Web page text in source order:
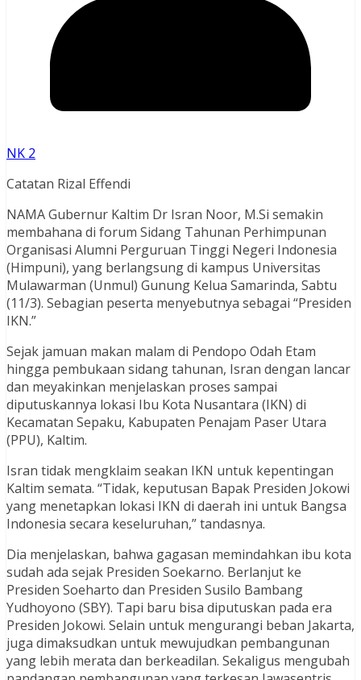
NK 2
Catatan Rizal Effendi
NAMA Gubernur Kaltim Dr Isran Noor, M.Si semakin
membahana di forum Sidang Tahunan Perhimpunan
Organisasi Alumni Perguruan Tinggi Negeri Indonesia
(Himpuni), yang berlangsung di kampus Universitas
Mulawarman (Unmul) Gunung Kelua Samarinda, Sabtu
(11/3). Sebagian peserta menyebutnya sebagai “Presiden
IKN.”
Sejak jamuan makan malam di Pendopo Odah Etam
hingga pembukaan sidang tahunan, Isran dengan lancar
dan meyakinkan menjelaskan proses sampai
diputuskannya lokasi Ibu Kota Nusantara (IKN) di
Kecamatan Sepaku, Kabupaten Penajam Paser Utara
(PPU), Kaltim.
Isran tidak mengklaim seakan IKN untuk kepentingan
Kaltim semata. “Tidak, keputusan Bapak Presiden Jokowi
yang menetapkan lokasi IKN di daerah ini untuk Bangsa
Indonesia secara keseluruhan,” tandasnya.
Dia menjelaskan, bahwa gagasan memindahkan ibu kota
sudah ada sejak Presiden Soekarno. Berlanjut ke
Presiden Soeharto dan Presiden Susilo Bambang
Yudhoyono (SBY). Tapi baru bisa diputuskan pada era
Presiden Jokowi. Selain untuk mengurangi beban Jakarta,
juga dimaksudkan untuk mewujudkan pembangunan
yang lebih merata dan berkeadilan. Sekaligus mengubah